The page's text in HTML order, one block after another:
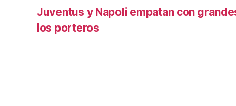
Juventus y Napoli empatan con
los porteros